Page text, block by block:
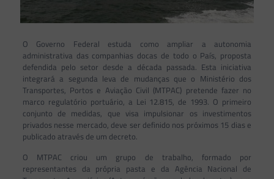
O Governo Federal estuda como ampliar a autonomia
administrativa das companhias docas de todo o País, proposta
defendida pelo setor desde a década passada. Esta iniciativa
integrará a segunda leva de mudanças que o Ministério dos
Transportes, Portos e Aviação Civil (MTPAC) pretende fazer no
marco regulatório portuário, a Lei 12.815, de 1993. O primeiro
conjunto de medidas, que visa impulsionar os investimentos
privados nesse mercado, deve ser definido nos próximos 15 dias e
publicado através de um decreto.
O MTPAC criou um grupo de trabalho, formado por
representantes da própria pasta e da Agência Nacional de